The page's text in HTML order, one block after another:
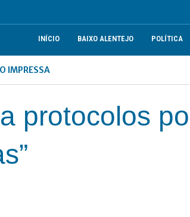
INÍCIO BAIXO ALENTEJO POLÍTICA
IMPRESSA
protocolos